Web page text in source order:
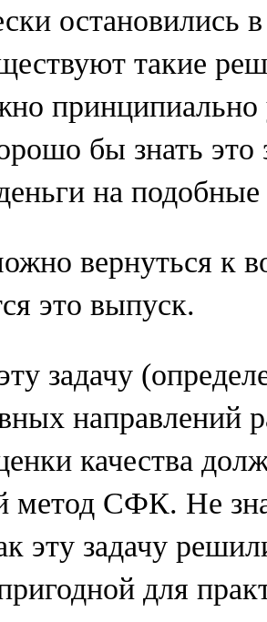
остановились
такие
бы знать это
на
вернуться к
это выпуск.
задачу
направлений
качества
метод СФК. Не
эту задачу
для